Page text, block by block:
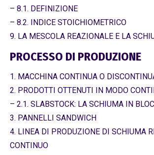
– 8.1. DEFINIZIONE
– 8.2. INDICE STOICHIOMETRICO
9. LA MESCOLA REAZIONALE E LA
PROCESSO DI PRODUZIONE
1. MACCHINA CONTINUA O
2. PRODOTTI OTTENUTI IN MODO
– 2.1. SLABSTOCK: LA SCHIUMA IN
3. PANNELLI SANDWICH
4. LINEA DI PRODUZIONE DI SCHIUMA
CONTINUO